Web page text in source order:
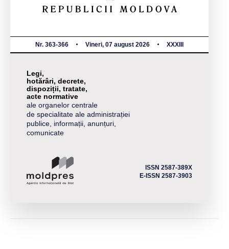
Nr. 363-366 Vineri, 07 august 2026 XXXIII
Legi,
hotărâri, decrete,
dispoziții, tratate,
acte normative
ale organelor centrale
de specialitate ale administrației
publice, informații, anunțuri,
comunicate
ISSN 2587-389X
E-ISSN 2587-3903